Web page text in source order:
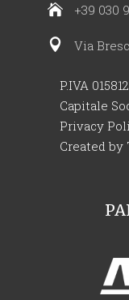
+39 030
Via
P.IVA
Capitale
Privacy
Created by